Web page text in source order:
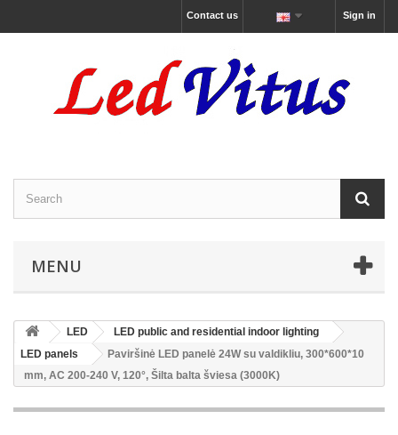
Sign in
Contact us
MENU
LED
LED public and residential indoor lighting
LED panels
Paviršinė LED panelė 24W su valdikliu, 300*600*10
mm, AC 200-240 V, 120°, Šilta balta šviesa (3000K)